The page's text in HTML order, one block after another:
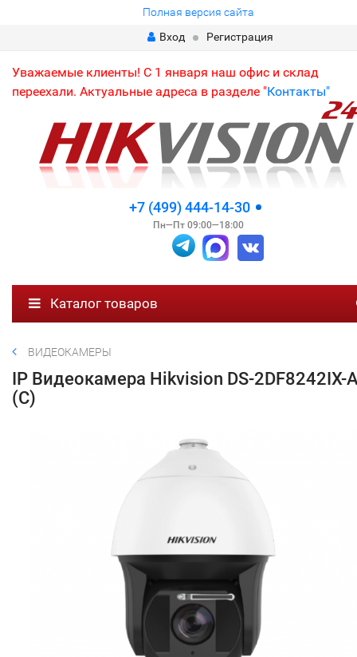
Полная версия сайта
Вход
Регистрация
Уважаемые клиенты! С 1 января наш офис и склад
переехали. Актуальные адреса в разделе "Контакты"
+7 (499) 444-14-30
Пн—Пт 09:00—18:00
Каталог товаров
ВИДЕОКАМЕРЫ
IP Видеокамера Hikvision DS-2DF8242IX-
(C)